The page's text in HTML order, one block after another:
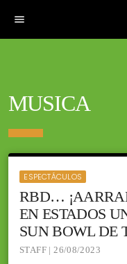
menu
MUSICA
ESPECTÁCULOS
RBD…
EN ESTADOS
SUN BOWL DE
STAFF | 26/08/2023